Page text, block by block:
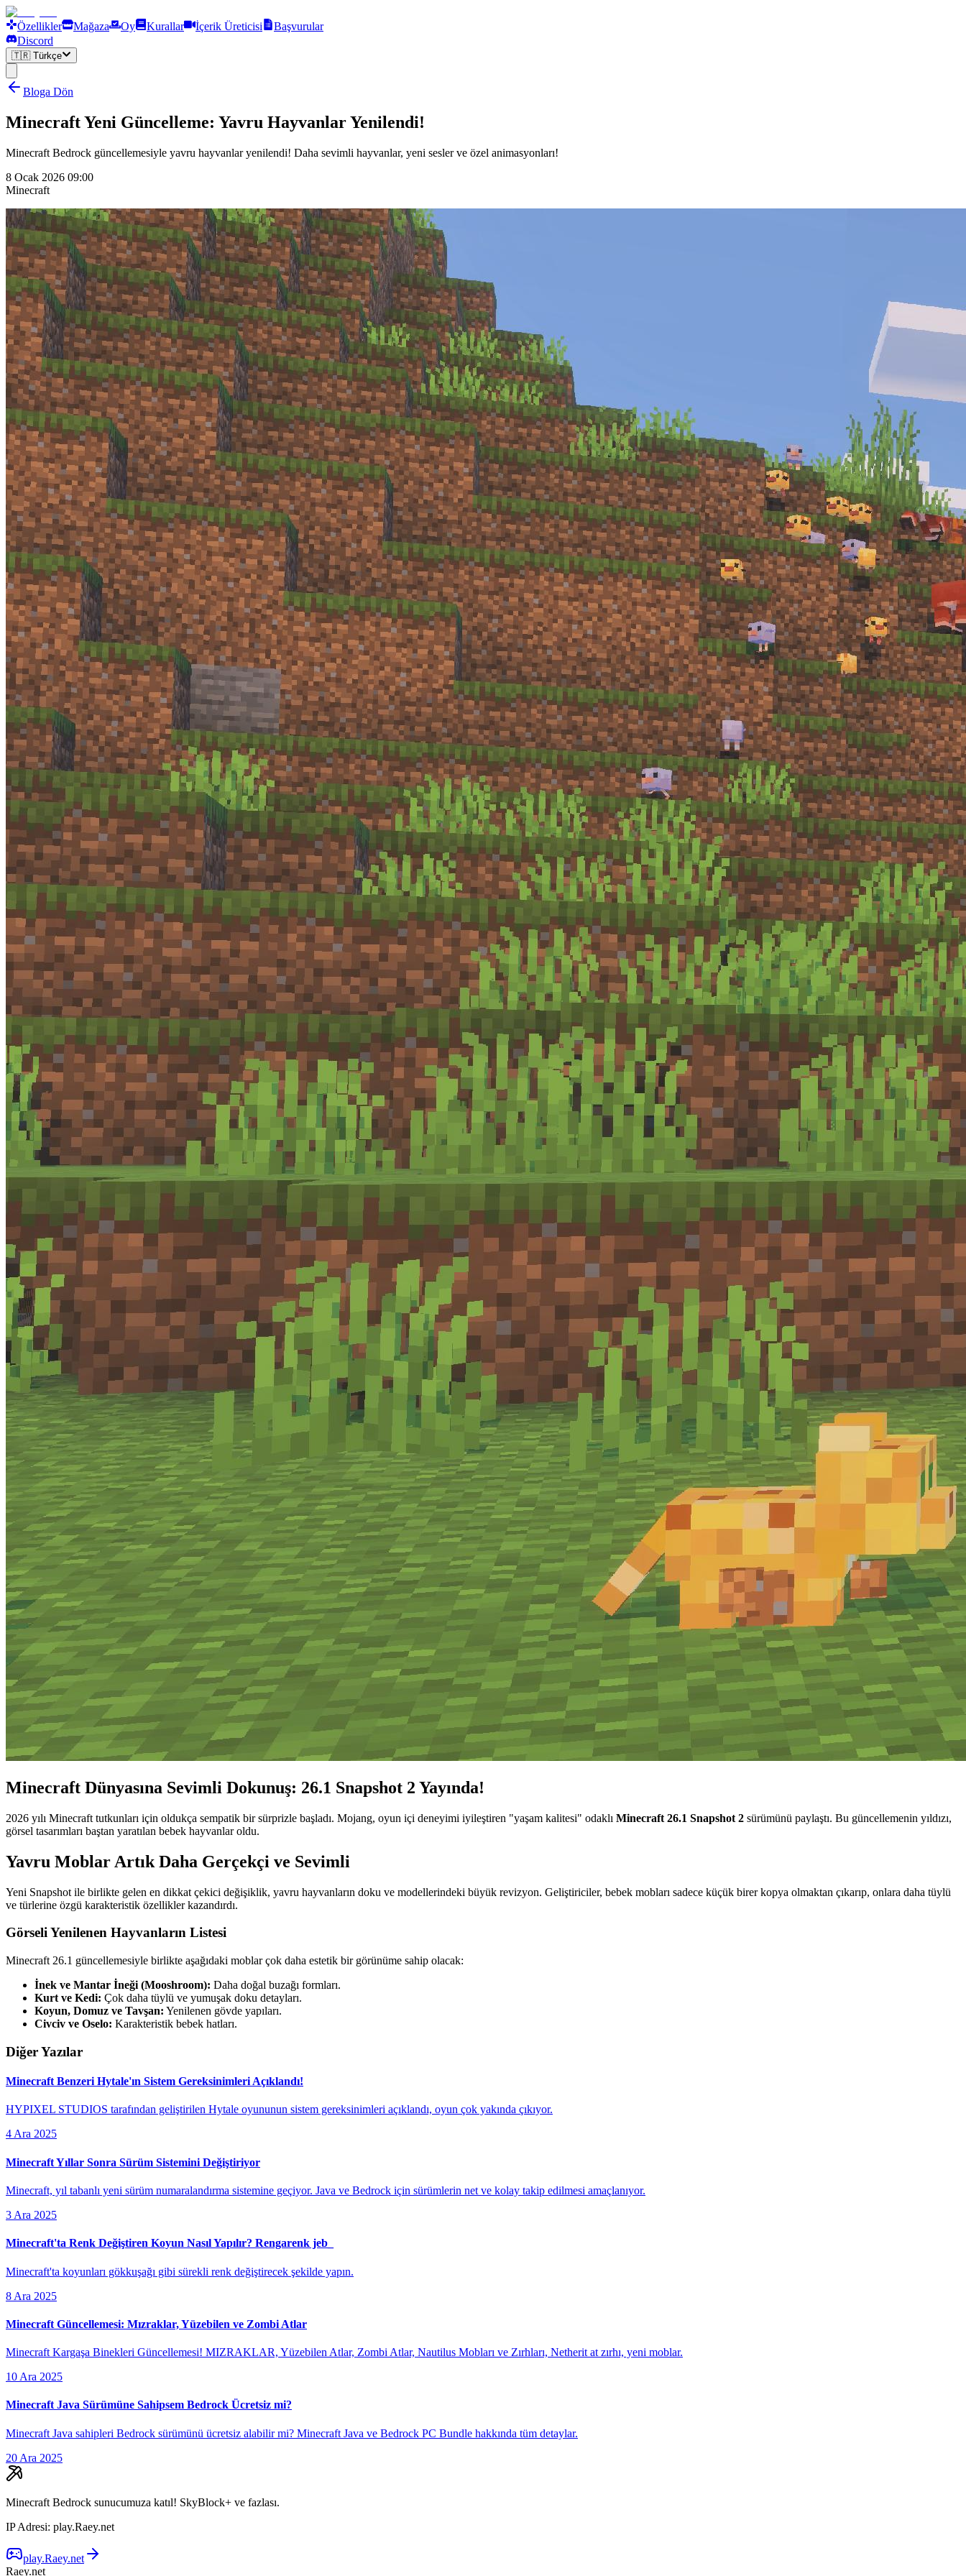
Özellikler Mağaza Oy Kurallar İçerik Üreticisi
Başvurular
Discord
🇹🇷 Türkçe
Bloga Dön
Minecraft Yeni Güncelleme: Yavru Hayvanlar Yenilendi!
Minecraft Bedrock güncellemesiyle yavru hayvanlar yenilendi! Daha sevimli hayvanlar, yeni sesler ve özel animasyonları!
8 Ocak 2026 09:00
Minecraft
Minecraft Dünyasına Sevimli Dokunuş: 26.1 Snapshot 2 Yayında!
2026 yılı Minecraft tutkunları için oldukça sempatik bir sürprizle başladı. Mojang, oyun içi deneyimi iyileştiren "yaşam kalitesi" odaklı Minecraft 26.1 Snapshot 2 sürümünü paylaştı. Bu güncellemenin yıldızı,
görsel tasarımları baştan yaratılan bebek hayvanlar oldu.
Yavru Moblar Artık Daha Gerçekçi ve Sevimli
Yeni Snapshot ile birlikte gelen en dikkat çekici değişiklik, yavru hayvanların doku ve modellerindeki büyük revizyon. Geliştiriciler, bebek mobları sadece küçük birer kopya olmaktan çıkarıp, onlara daha tüylü
ve türlerine özgü karakteristik özellikler kazandırdı.
Görseli Yenilenen Hayvanların Listesi
Minecraft 26.1 güncellemesiyle birlikte aşağıdaki moblar çok daha estetik bir görünüme sahip olacak:
İnek ve Mantar İneği (Mooshroom): Daha doğal buzağı formları.
Kurt ve Kedi: Çok daha tüylü ve yumuşak doku detayları.
Koyun, Domuz ve Tavşan: Yenilenen gövde yapıları.
Civciv ve Oselo: Karakteristik bebek hatları.
Diğer Yazılar
Minecraft Benzeri Hytale'ın Sistem Gereksinimleri Açıklandı!
HYPIXEL STUDIOS tarafından geliştirilen Hytale oyununun sistem gereksinimleri açıklandı, oyun çok yakında çıkıyor.
4 Ara 2025
Minecraft Yıllar Sonra Sürüm Sistemini Değiştiriyor
Minecraft, yıl tabanlı yeni sürüm numaralandırma sistemine geçiyor. Java ve Bedrock için sürümlerin net ve kolay takip edilmesi amaçlanıyor.
3 Ara 2025
Minecraft'ta Renk Değiştiren Koyun Nasıl Yapılır? Rengarenk jeb_
Minecraft'ta koyunları gökkuşağı gibi sürekli renk değiştirecek şekilde yapın.
8 Ara 2025
Minecraft Güncellemesi: Mızraklar, Yüzebilen ve Zombi Atlar
Minecraft Kargaşa Binekleri Güncellemesi! MIZRAKLAR, Yüzebilen Atlar, Zombi Atlar, Nautilus Mobları ve Zırhları, Netherit at zırhı, yeni moblar.
10 Ara 2025
Minecraft Java Sürümüne Sahipsem Bedrock Ücretsiz mi?
Minecraft Java sahipleri Bedrock sürümünü ücretsiz alabilir mi? Minecraft Java ve Bedrock PC Bundle hakkında tüm detaylar.
20 Ara 2025
Minecraft Bedrock sunucumuza katıl! SkyBlock+ ve fazlası.
IP Adresi: play.Raey.net
play.Raey.net
Raey.net